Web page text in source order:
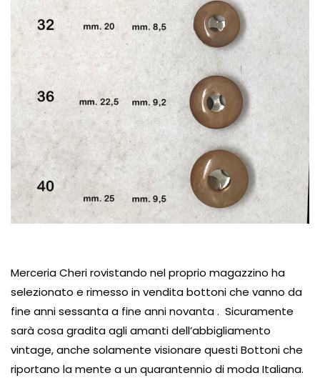
Merceria Cheri rovistando nel proprio magazzino ha
selezionato e rimesso in vendita bottoni che vanno da
fine anni sessanta a fine anni novanta . Sicuramente
sarà cosa gradita agli amanti dell’abbigliamento
vintage, anche solamente visionare questi Bottoni che
riportano la mente a un quarantennio di moda Italiana.